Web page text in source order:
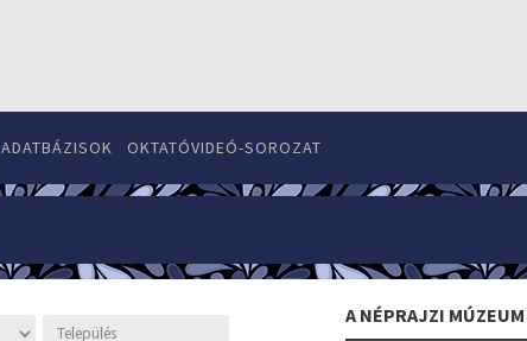
ADATBÁZISOK OKTATÓVIDEÓ-SOROZAT
A NÉPRAJZI